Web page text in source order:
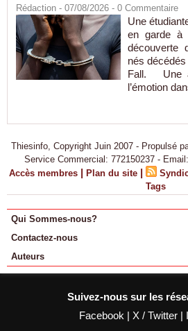
Rédaction - 07/08/2026 - 0 Commentaire
Une
en garde à
découverte
nés
Fall. Une
l’émotion
Thiesinfo, Copyright Juin 2007 - Propulsé
Service Commercial: 772150237 -
Accès membres | Plan du site |
Tags
Qui Sommes-nous?
Contactez-nous
Auteurs
Suivez-nous sur les
Facebook | X / Twitter |